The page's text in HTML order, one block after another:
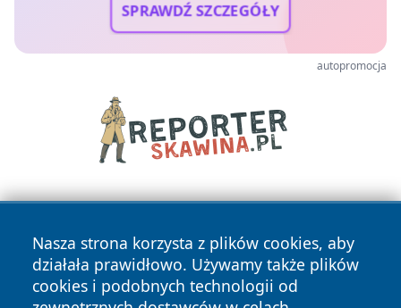
SPRAWDŹ SZCZEGÓŁY
autopromocja
Nasza strona korzysta z plików cookies, aby
działała prawidłowo. Używamy także plików
cookies i podobnych technologii od